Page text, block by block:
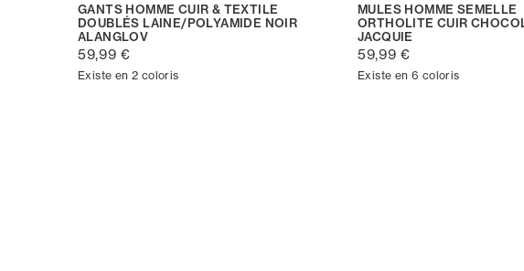
GANTS HOMME CUIR & TEXTILE
DOUBLÉS LAINE/POLYAMIDE NOIR
ALANGLOV
59,99 €
Existe en 2 coloris
MULES HOMME SEMELLE
ORTHOLITE CUIR
JACQUIE
59,99 €
Existe en 6 coloris